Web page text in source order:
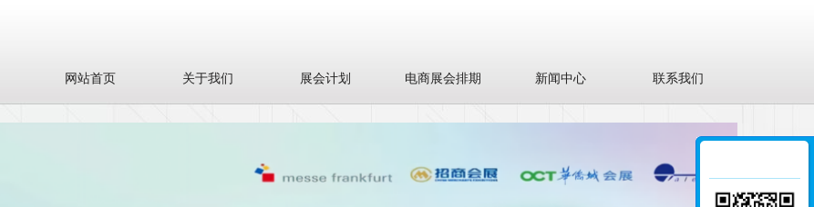
网站首页 关于我们 展会计划 电商展会排期 新闻中心 联系我们